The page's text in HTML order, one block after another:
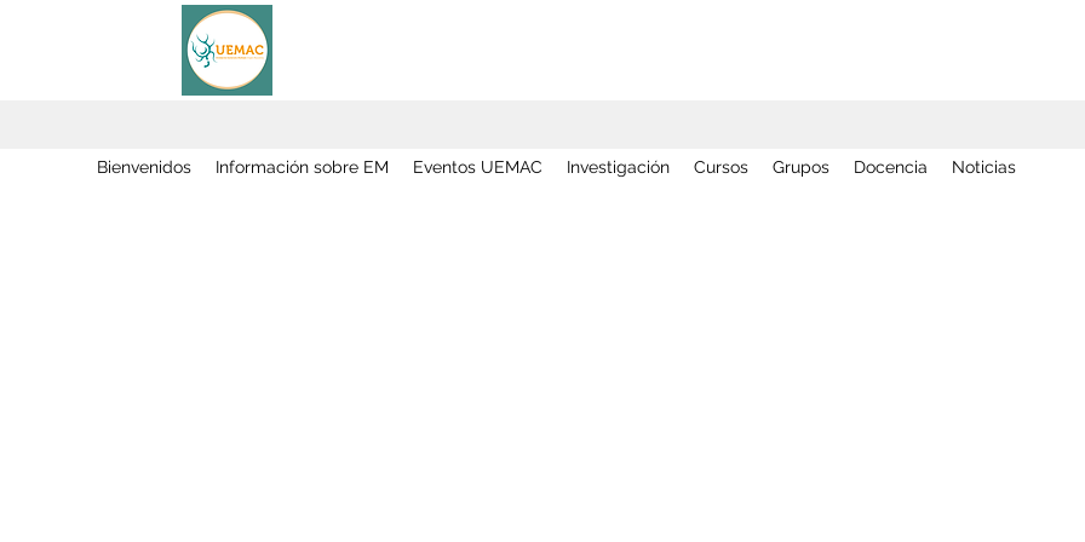
Bienvenidos Información sobre EM Eventos UEMAC Investigación Cursos Grupos Docencia Noticias